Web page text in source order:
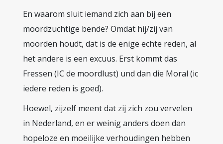
En waarom sluit iemand zich aan bij een
moordzuchtige bende? Omdat hij/zij van
moorden houdt, dat is de enige echte reden, al
het andere is een excuus. Erst kommt das
Fressen (IC de moordlust) und dan die Moral (ic
iedere reden is goed).
Hoewel, zijzelf meent dat zij zich zou vervelen
in Nederland, en er weinig anders doen dan
hopeloze en moeilijke verhoudingen hebben